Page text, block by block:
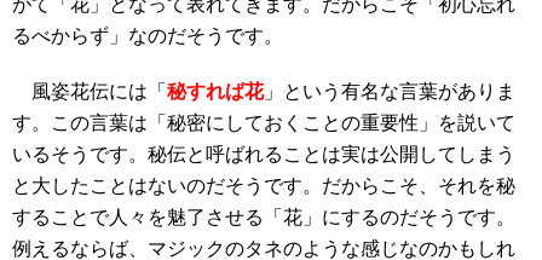
がて「花」となって表れてきます。だからこそ「初心忘れ
るべからず」なのだそうです。
風姿花伝には「 秘すれば花」という有名な言葉がありま
す。この言葉は「秘密にしておくことの重要性」を説いて
いるそうです。秘伝と呼ばれることは実は公開してしまう
と大したことはないのだそうです。だからこそ、それを秘
することで人々を魅了させる「花」にするのだそうです。
例えるならば、マジックのタネのような感じなのかもしれ